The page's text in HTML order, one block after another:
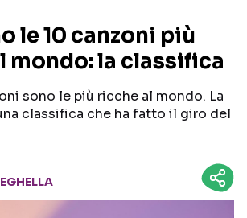
TESTI CANZONI
TOUR ED EVENTI
TALENT SHOW
Seguici sui social
le 10 canzoni più
mondo: la classifica
sono le più ricche al mondo. La
classifica che ha fatto il giro del